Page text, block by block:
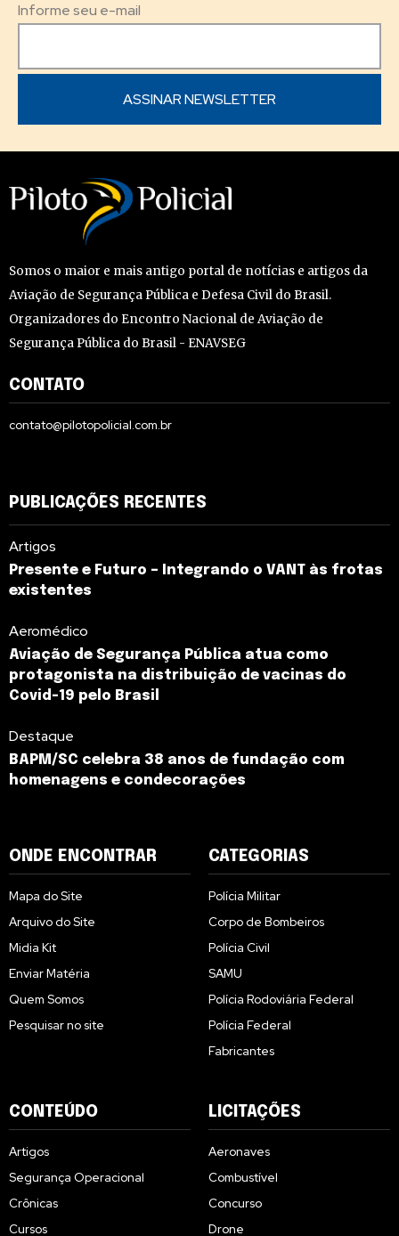
Informe seu e-mail
Somos o maior e mais antigo portal de notícias e artigos da
Aviação de Segurança Pública e Defesa Civil do Brasil.
Organizadores do Encontro Nacional de Aviação de
Segurança Pública do Brasil - ENAVSEG
CONTATO
contato@pilotopolicial.com.br
PUBLICAÇÕES RECENTES
Artigos
Presente e Futuro – Integrando o VANT às frotas
existentes
Aeromédico
Aviação de Segurança Pública atua como
protagonista na distribuição de vacinas do
Covid-19 pelo Brasil
Destaque
BAPM/SC celebra 38 anos de fundação com
homenagens e condecorações
ONDE ENCONTRAR
Mapa do Site
Arquivo do Site
Midia Kit
Enviar Matéria
Quem Somos
Pesquisar no site
CATEGORIAS
Polícia Militar
Corpo de Bombeiros
Polícia Civil
SAMU
Polícia Rodoviária Federal
Polícia Federal
Fabricantes
CONTEÚDO
Artigos
Segurança Operacional
Crônicas
Cursos
LICITAÇÕES
Aeronaves
Combustível
Concurso
Drone